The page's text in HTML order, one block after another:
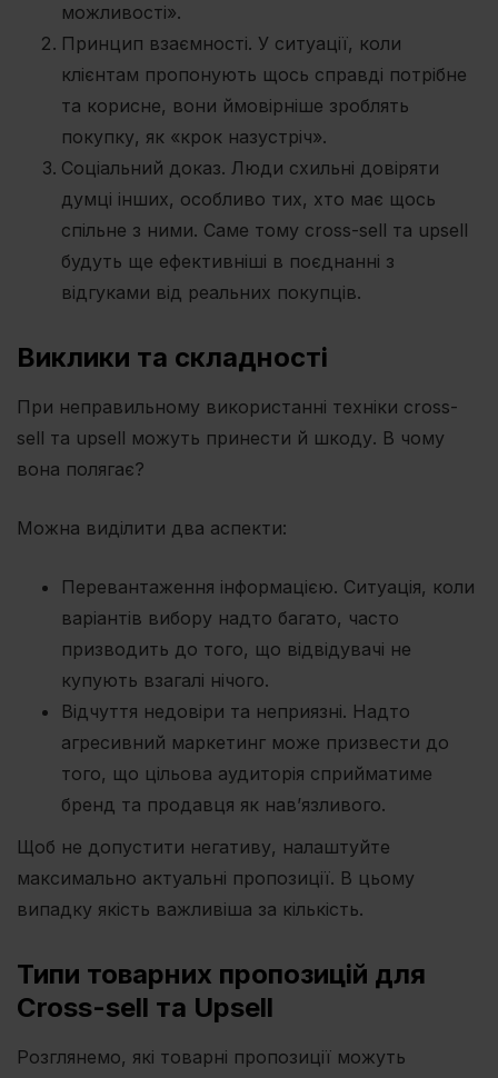
можливості».
Принцип взаємності. У ситуації, коли
клієнтам пропонують щось справді потрібне
та корисне, вони ймовірніше зроблять
покупку, як «крок назустріч».
Соціальний доказ. Люди схильні довіряти
думці інших, особливо тих, хто має щось
спільне з ними. Саме тому cross-sell та upsell
будуть ще ефективніші в поєднанні з
відгуками від реальних покупців.
Виклики та складності
При неправильному використанні техніки cross-
sell та upsell можуть принести й шкоду. В чому
вона полягає?
Можна виділити два аспекти:
Перевантаження інформацією. Ситуація, коли
варіантів вибору надто багато, часто
призводить до того, що відвідувачі не
купують взагалі нічого.
Відчуття недовіри та неприязні. Надто
агресивний маркетинг може призвести до
того, що цільова аудиторія сприйматиме
бренд та продавця як нав’язливого.
Щоб не допустити негативу, налаштуйте
максимально актуальні пропозиції. В цьому
випадку якість важливіша за кількість.
Типи товарних пропозицій для
Cross-sell та Upsell
Розглянемо, які товарні пропозиції можуть